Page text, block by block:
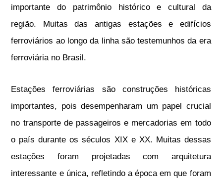
importante do patrimônio histórico e cultural da
região. Muitas das antigas estações e edifícios
ferroviários ao longo da linha são testemunhos da era
ferroviária no Brasil.
Estações ferroviárias são construções históricas
importantes, pois desempenharam um papel crucial
no transporte de passageiros e mercadorias em todo
o país durante os séculos XIX e XX. Muitas dessas
estações foram projetadas com arquitetura
interessante e única, refletindo a época em que foram